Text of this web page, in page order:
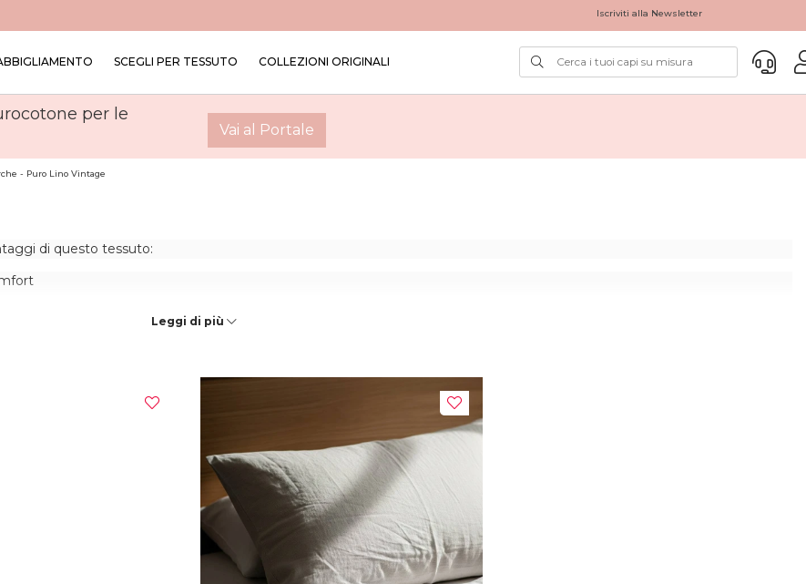
Iscriviti alla Newsletter
SCEGLI PER TESSUTO COLLEZIONI ORIGINALI
per le
Vai al Portale
- Puro Lino Vintage
di questo tessuto:
soffice e gli dona un aspetto fresco, voluminoso, naturale ed elastico e non ha bisogno di essere stirato.
, disegnati direttamente dal nostro ufficio stile e realizzati a mano. Taglio in
con cura. Taglieremo e cuciremo a mano tutta la biancheria che ordini per offrirti un capo che rispecchi al 100% i canoni
Purocotone.itvengono riposti in delle confezioni di tessuto, realizzate anch’esse artigianalmente con
la Biancheria per la Casa che realizziamo a mano.
Leggi di più